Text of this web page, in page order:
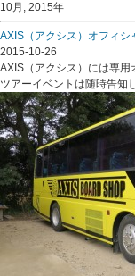
10月, 2015年
AXIS（アクシス）オフィシ
2015-10-26
AXIS（アクシス）には専用
ツアーイベントは随時告知